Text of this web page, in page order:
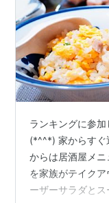
ランキングに参
(*^^*) 家からすぐ
からは居酒屋メ
を家族がテイク
ーザーサラダと